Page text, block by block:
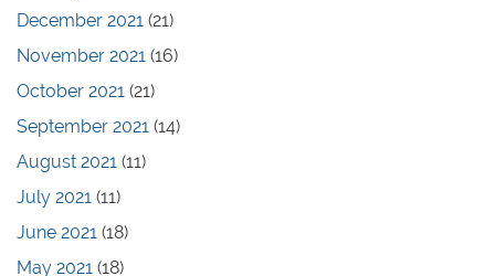
December 2021 (21)
November 2021 (16)
October 2021 (21)
September 2021 (14)
August 2021 (11)
July 2021 (11)
June 2021 (18)
May 2021 (18)